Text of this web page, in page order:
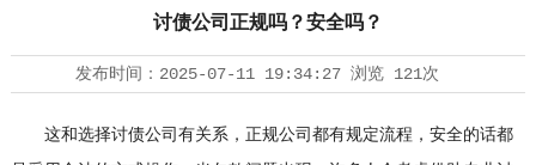
讨债公司正规吗？安全吗？
发布时间： 2025-07-11 19:34:27浏览 121次
这和选择讨债公司 有关系，正规公司都有规定流程，安全的话都